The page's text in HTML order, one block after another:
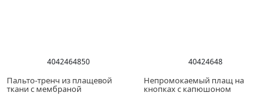
4042464850
Пальто-тренч из плащевой
ткани с мембраной
40424648
Непромокаемый плащ на
кнопках с капюшоном